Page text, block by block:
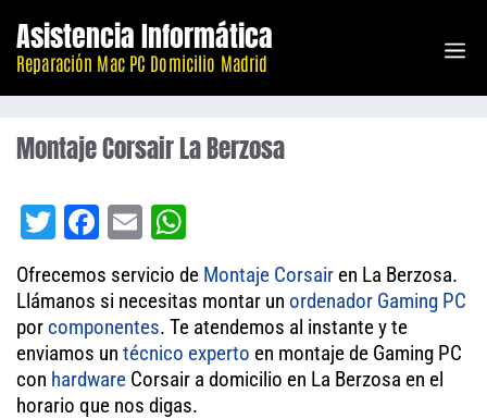
contenido
Asistencia Informática
Reparación Mac PC Domicilio Madrid
Montaje Corsair La Berzosa
T
tt
er
Fa
bo
ok
E
m
ail
ha
ts
A
pp
Ofrecemos servicio de Montaje Corsair en La Berzosa.
Llámanos si necesitas montar un ordenador Gaming PC
por componentes. Te atendemos al instante y te
enviamos un técnico experto en montaje de Gaming PC
con hardware Corsair a domicilio en La Berzosa en el
horario que nos digas.